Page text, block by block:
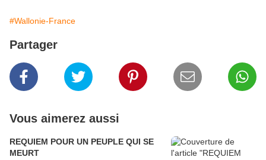
#Wallonie-France
Partager
Vous aimerez aussi
REQUIEM POUR UN PEUPLE QUI SE
MEURT